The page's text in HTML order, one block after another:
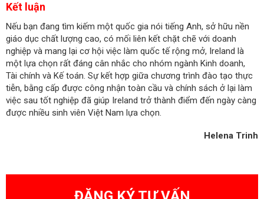
Kết luận
Nếu bạn đang tìm kiếm một quốc gia nói tiếng Anh, sở hữu nền
giáo dục chất lượng cao, có mối liên kết chặt chẽ với doanh
nghiệp và mang lại cơ hội việc làm quốc tế rộng mở, Ireland là
một lựa chọn rất đáng cân nhắc cho nhóm ngành Kinh doanh,
Tài chính và Kế toán. Sự kết hợp giữa chương trình đào tạo thực
tiễn, bằng cấp được công nhận toàn cầu và chính sách ở lại làm
việc sau tốt nghiệp đã giúp Ireland trở thành điểm đến ngày càng
được nhiều sinh viên Việt Nam lựa chọn.
Helena Trinh